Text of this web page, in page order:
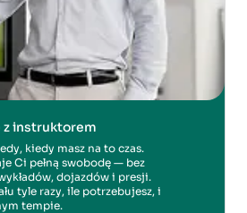
z instruktorem
kiedy masz na to czas.
Ci pełną swobodę — bez
dojazdów i presji.
tyle razy, ile potrzebujesz, i
tempie.